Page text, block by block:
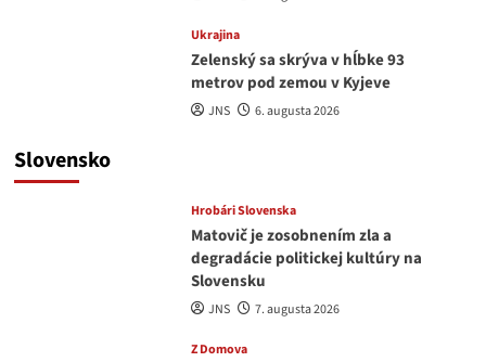
Ukrajina
Zelenský sa skrýva v hĺbke 93
metrov pod zemou v Kyjeve
JNS 6. augusta 2026
Slovensko
Hrobári Slovenska
Matovič je zosobnením zla a
degradácie politickej kultúry na
Slovensku
JNS 7. augusta 2026
Z Domova